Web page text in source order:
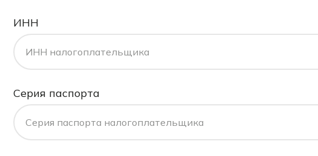
ИНН
ИНН налогоплательщика
Серия паспорта
Серия паспорта налогоплательщика